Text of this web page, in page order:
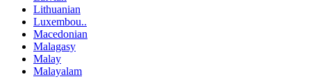
Lithuanian
Luxembou..
Macedonian
Malagasy
Malay
Malayalam